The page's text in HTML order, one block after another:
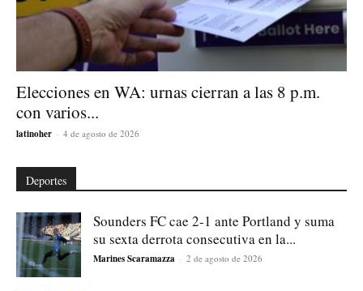
Elecciones en WA: urnas cierran a las 8 p.m.
con varios...
latinoher - 4 de agosto de 2026
Deportes
Sounders FC cae 2-1 ante Portland y suma
su sexta derrota consecutiva en la...
Marines Scaramazza - 2 de agosto de 2026